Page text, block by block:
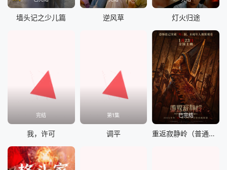
墙头记之少儿篇 逆风草 灯火归途
完结
我，许可
第1集
调平
已完结
重返寂静岭（普通话）